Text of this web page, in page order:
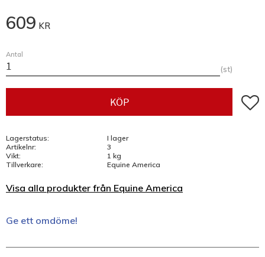
609 KR
Antal
st
KÖP
Lagerstatus
I lager
Artikelnr
3
Vikt
1 kg
Tillverkare
Equine America
Visa alla produkter från Equine America
Ge ett omdöme!